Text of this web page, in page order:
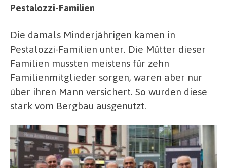
Pestalozzi-Familien
Die damals Minderjährigen kamen in
Pestalozzi-Familien unter. Die Mütter dieser
Familien mussten meistens für zehn
Familienmitglieder sorgen, waren aber nur
über ihren Mann versichert. So wurden diese
stark vom Bergbau ausgenutzt.